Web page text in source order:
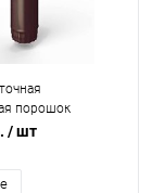
порошок
RAL 3007
/ шт